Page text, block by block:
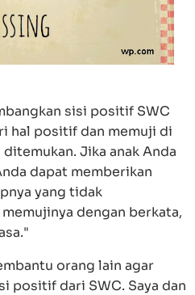
sisi positif SWC
hal positif dan memuji di
Jika anak Anda
dapat memberikan
yang tidak
dengan berkata,
orang lain agar
positif dari SWC. Saya dan